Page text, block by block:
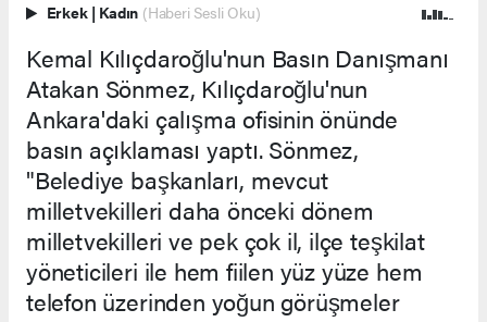
Erkek | Kadın (Haberi Sesli Oku)
Kemal Kılıçdaroğlu'nun Basın Danışmanı
Atakan Sönmez, Kılıçdaroğlu'nun
Ankara'daki çalışma ofisinin önünde
basın açıklaması yaptı. Sönmez,
"Belediye başkanları, mevcut
milletvekilleri daha önceki dönem
milletvekilleri ve pek çok il, ilçe teşkilat
yöneticileri ile hem fiilen yüz yüze hem
telefon üzerinden yoğun görüşmeler